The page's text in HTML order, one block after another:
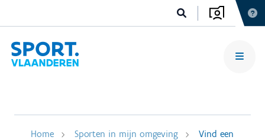
Home Sporten in mijn omgeving
Vind een